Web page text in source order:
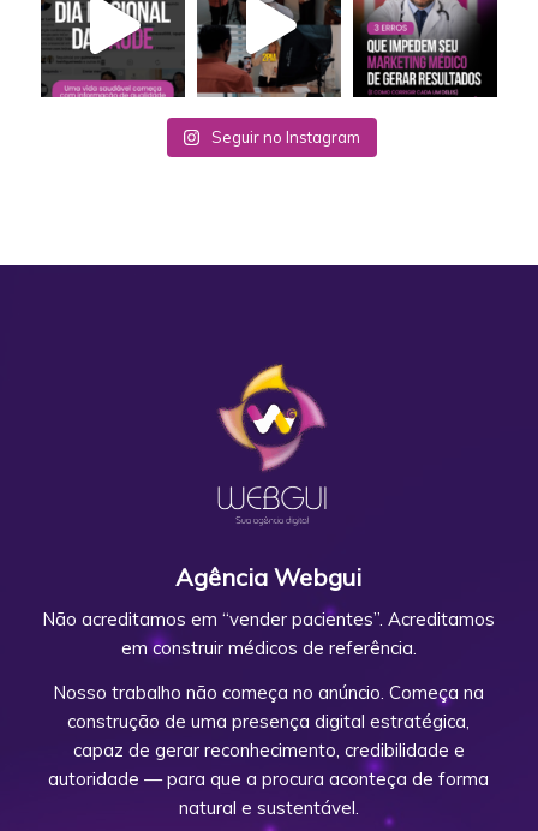
Seguir no Instagram
Agência Webgui
Não acreditamos em “vender pacientes”. Acreditamos
em construir médicos de referência.
Nosso trabalho não começa no anúncio. Começa na
construção de uma presença digital estratégica,
capaz de gerar reconhecimento, credibilidade e
autoridade — para que a procura aconteça de forma
natural e sustentável.